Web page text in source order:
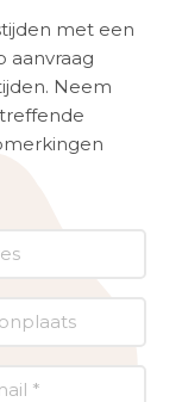
met een
aanvraag
Neem